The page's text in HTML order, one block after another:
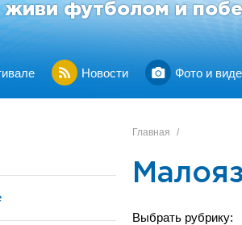
живи футболом и
Новости Фото и
Главная /
Малояз
Выбрать рубрику: